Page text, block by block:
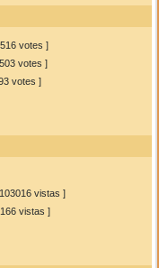
votes ]
votes ]
votes ]
vistas ]
vistas ]